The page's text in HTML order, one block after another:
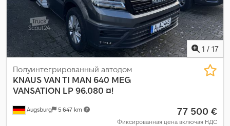
1 / 17
Augsburg 5 647 km
Полуинтегрированный автодом
KNAUSVAN TI MAN 640 MEG
VANSATION LP 96.080 ¤!
77 500 €
Фиксированная цена включая НДС